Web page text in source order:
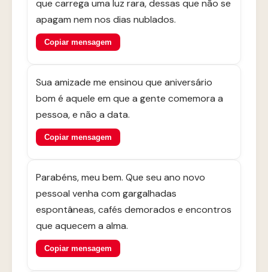
que carrega uma luz rara, dessas que não se
apagam nem nos dias nublados.
Copiar mensagem
Sua amizade me ensinou que aniversário
bom é aquele em que a gente comemora a
pessoa, e não a data.
Copiar mensagem
Parabéns, meu bem. Que seu ano novo
pessoal venha com gargalhadas
espontâneas, cafés demorados e encontros
que aquecem a alma.
Copiar mensagem